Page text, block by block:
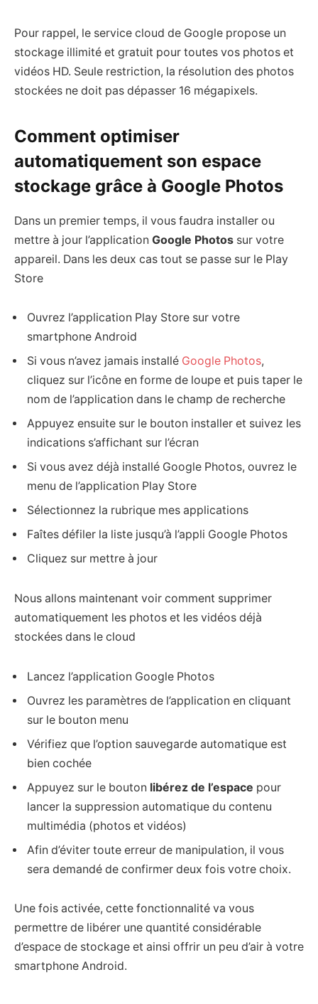
Pour rappel, le service cloud de Google propose un
stockage illimité et gratuit pour toutes vos photos et
vidéos HD. Seule restriction, la résolution des photos
stockées ne doit pas dépasser 16 mégapixels.
Comment optimiser
automatiquement son espace
stockage grâce à Google Photos
Dans un premier temps, il vous faudra installer ou
mettre à jour l’application Google Photos sur votre
appareil. Dans les deux cas tout se passe sur le Play
Store
Ouvrez l’application Play Store sur votre
smartphone Android
Si vous n’avez jamais installé Google Photos,
cliquez sur l’icône en forme de loupe et puis taper le
nom de l’application dans le champ de recherche
Appuyez ensuite sur le bouton installer et suivez les
indications s’affichant sur l’écran
Si vous avez déjà installé Google Photos, ouvrez le
menu de l’application Play Store
Sélectionnez la rubrique mes applications
Faîtes défiler la liste jusqu’à l’appli Google Photos
Cliquez sur mettre à jour
Nous allons maintenant voir comment supprimer
automatiquement les photos et les vidéos déjà
stockées dans le cloud
Lancez l’application Google Photos
Ouvrez les paramètres de l’application en cliquant
sur le bouton menu
Vérifiez que l’option sauvegarde automatique est
bien cochée
Appuyez sur le bouton libérez de l’espace pour
lancer la suppression automatique du contenu
multimédia (photos et vidéos)
Afin d’éviter toute erreur de manipulation, il vous
sera demandé de confirmer deux fois votre choix.
Une fois activée, cette fonctionnalité va vous
permettre de libérer une quantité considérable
d’espace de stockage et ainsi offrir un peu d’air à votre
smartphone Android.